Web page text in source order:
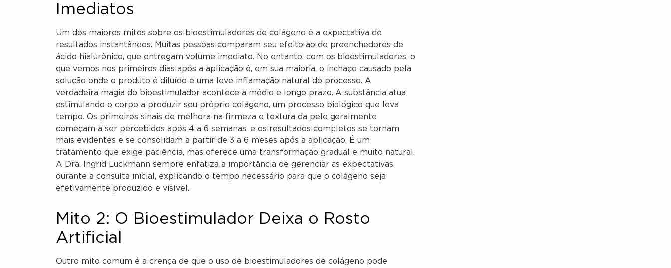
Imediatos
Um dos maiores mitos sobre os bioestimuladores de colágeno é a expectativa de
resultados instantâneos. Muitas pessoas comparam seu efeito ao de preenchedores de
ácido hialurônico, que entregam volume imediato. No entanto, com os bioestimuladores, o
que vemos nos primeiros dias após a aplicação é, em sua maioria, o inchaço causado pela
solução onde o produto é diluído e uma leve inflamação natural do processo. A
verdadeira magia do bioestimulador acontece a médio e longo prazo. A substância atua
estimulando o corpo a produzir seu próprio colágeno, um processo biológico que leva
tempo. Os primeiros sinais de melhora na firmeza e textura da pele geralmente
começam a ser percebidos após 4 a 6 semanas, e os resultados completos se tornam
mais evidentes e se consolidam a partir de 3 a 6 meses após a aplicação. É um
tratamento que exige paciência, mas oferece uma transformação gradual e muito natural.
A Dra. Ingrid Luckmann sempre enfatiza a importância de gerenciar as expectativas
durante a consulta inicial, explicando o tempo necessário para que o colágeno seja
efetivamente produzido e visível.
Mito 2: O Bioestimulador Deixa o Rosto
Artificial
Outro mito comum é a crença de que o uso de bioestimuladores de colágeno pode